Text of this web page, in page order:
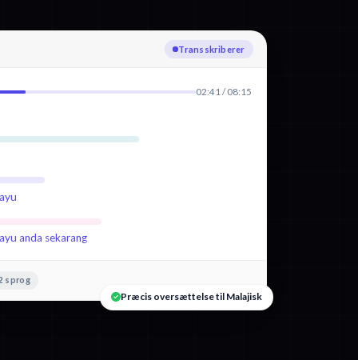
Transskriberer
02:41 / 08:15
anda sekarang
sprog
Præcis oversættelse til Malajisk